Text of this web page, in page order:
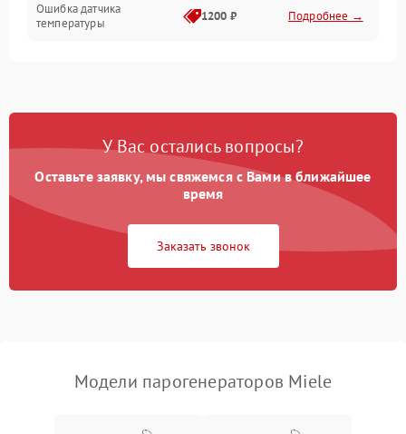
Ошибка датчика
температуры
1200 ₽ Подробнее →
Ошибка платы управления 1500 ₽ Подробнее →
1200 ₽
Не сохраняет настройки Подробнее →
1500 ₽ Подробнее →
Не подает пар 1800 ₽ Подробнее →
У Вас остались вопросы?
Оставьте заявку, мы свяжемся с Вами в ближайшее
время
Заказать звонок
Модели парогенераторов Miele